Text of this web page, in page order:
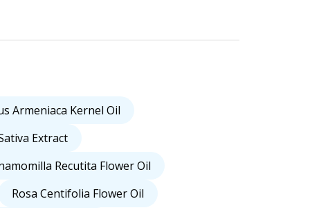
Armeniaca Kernel Oil
Extract
Recutita Flower Oil
Rosa Centifolia Flower Oil